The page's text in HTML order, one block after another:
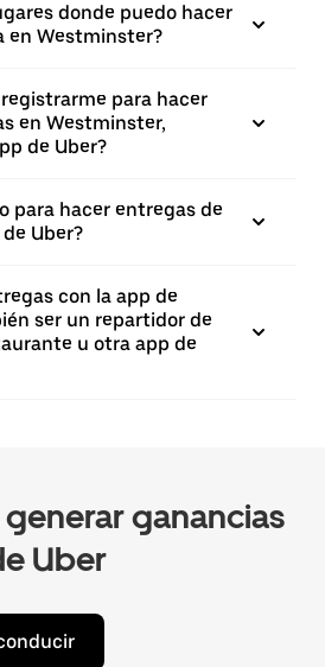
donde puedo hacer
en Westminster?
para hacer
en Westminster,
de Uber?
para hacer entregas de
Uber?
con la app de
ser un repartidor de
u otra app de
ganancias
Uber